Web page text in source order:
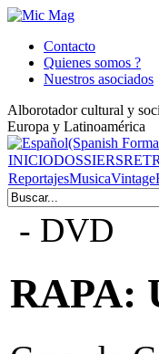
Contacto
Quienes somos ?
Nuestros asociados
Alborotador cultural y
Europa y Latinoamérica
INICIODOSSIERS
ReportajesMusicaVintage
- DVD
RAPA: